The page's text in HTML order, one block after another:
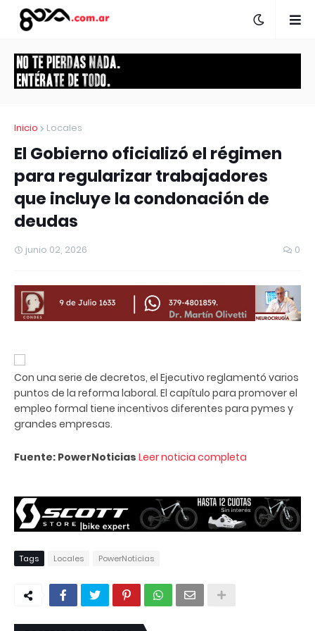
Inicio Locales
El Gobierno oficializó el régimen
para regularizar trabajadores
que incluye la condonación de
deudas
junio 02, 2026 0
Con una serie de decretos, el Ejecutivo reglamentó varios
puntos de la reforma laboral. El capítulo para promover el
empleo formal tiene incentivos diferentes para pymes y
grandes empresas.
Fuente: PowerNoticias Leer noticia completa
Tags Locales PowerNoticias